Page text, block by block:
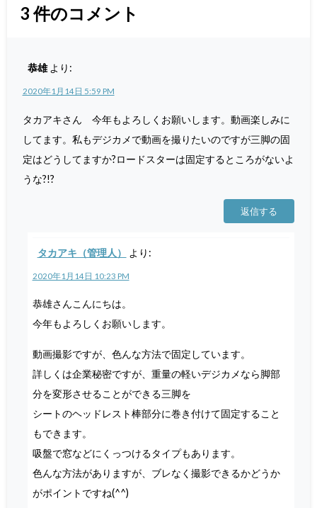
3件のコメント
恭雄 より:
2020年1月14日 5:59 PM
タカアキさん 今年もよろしくお願いします。動画楽しみに
してます。私もデジカメで動画を撮りたいのですが三脚の固
定はどうしてますか?ロードスターは固定するところがないよ
うな?!?
返信する
タカアキ（管理人） より:
2020年1月14日 10:23 PM
恭雄さんこんにちは。
今年もよろしくお願いします。
動画撮影ですが、色んな方法で固定しています。
詳しくは企業秘密ですが、重量の軽いデジカメなら脚部
分を変形させることができる三脚を
シートのヘッドレスト棒部分に巻き付けて固定すること
もできます。
吸盤で窓などにくっつけるタイプもあります。
色んな方法がありますが、ブレなく撮影できるかどうか
がポイントですね(^^)